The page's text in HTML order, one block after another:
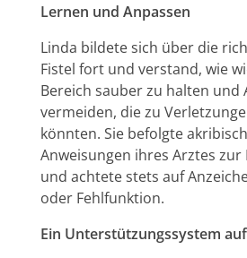
Lernen und Anpassen
Linda bildete sich über die
Fistel fort und verstand, wie
Bereich sauber zu halten und
vermeiden, die zu
könnten. Sie befolgte
Anweisungen ihres Arztes zur
und achtete stets auf
oder Fehlfunktion.
Ein Unterstützungssystem